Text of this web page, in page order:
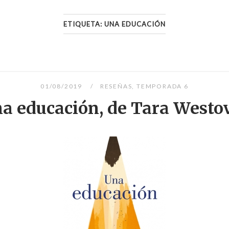
ETIQUETA: UNA EDUCACIÓN
01/08/2019 RESEÑAS,TEMPORADA 6
educación, de Tara